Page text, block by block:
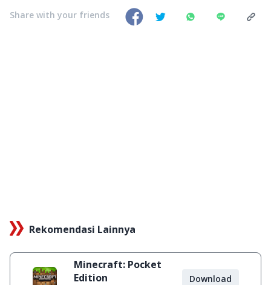
Share with your friends
Rekomendasi Lainnya
Minecraft: Pocket
Edition
Download